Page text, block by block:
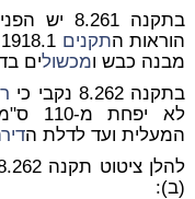
בתקנה 8.261 יש הפניה לגבי דרך נגישה ב
הוראות התקנים
מבנה כבש ומכשולים
בתקנה 8.262 נקבי כי
לא
המעלית ועד לדלת ה
(ב):